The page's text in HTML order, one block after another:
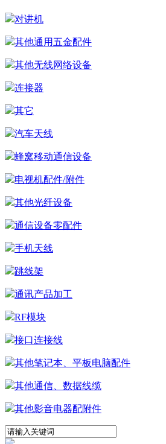
对讲机
其他通用五金配件
其他无线网络设备
连接器
其它
汽车天线
蜂窝移动通信设备
电视机配件/附件
其他光纤设备
通信设备零配件
手机天线
跳线架
通讯产品加工
RF模块
接口连接线
其他笔记本、平板电脑配件
其他通信、数据线缆
其他影音电器配附件